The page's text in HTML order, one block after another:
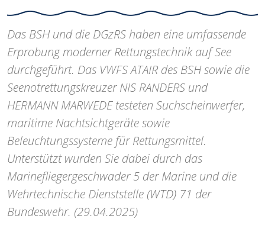
Das BSH und die DGzRS haben eine umfassende
Erprobung moderner Rettungstechnik auf See
durchgeführt. Das VWFS ATAIR des BSH sowie die
Seenotrettungskreuzer NIS RANDERS und
HERMANN MARWEDE testeten Suchscheinwerfer,
maritime Nachtsichtgeräte sowie
Beleuchtungssysteme für Rettungsmittel.
Unterstützt wurden Sie dabei durch das
Marinefliegergeschwader 5 der Marine und die
Wehrtechnische Dienststelle (WTD) 71 der
Bundeswehr. (29.04.2025)